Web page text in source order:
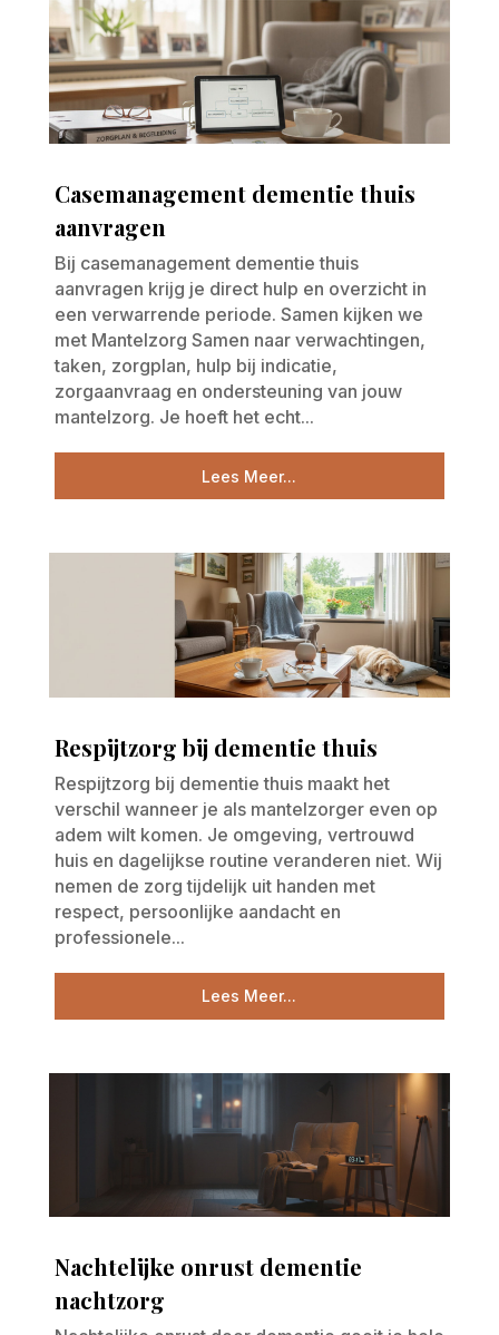
Casemanagement dementie thuis
aanvragen
Bij casemanagement dementie thuis
aanvragen krijg je direct hulp en overzicht in
een verwarrende periode. Samen kijken we
met Mantelzorg Samen naar verwachtingen,
taken, zorgplan, hulp bij indicatie,
zorgaanvraag en ondersteuning van jouw
mantelzorg. Je hoeft het echt...
Lees Meer...
Respijtzorg bij dementie thuis
Respijtzorg bij dementie thuis maakt het
verschil wanneer je als mantelzorger even op
adem wilt komen. Je omgeving, vertrouwd
huis en dagelijkse routine veranderen niet. Wij
nemen de zorg tijdelijk uit handen met
respect, persoonlijke aandacht en
professionele...
Lees Meer...
Nachtelijke onrust dementie
nachtzorg